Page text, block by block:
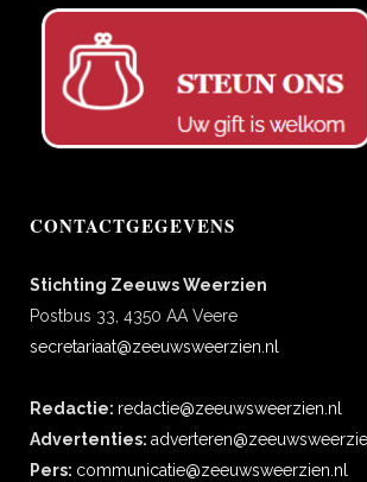
CONTACTGEGEVENS
Stichting Zeeuws Weerzien
Postbus 33, 4350 AA Veere
secretariaat@zeeuwsweerzien.nl
Redactie: redactie@zeeuwsweerzien.nl
Advertenties:
Pers: communicatie@zeeuwsweerzien.nl